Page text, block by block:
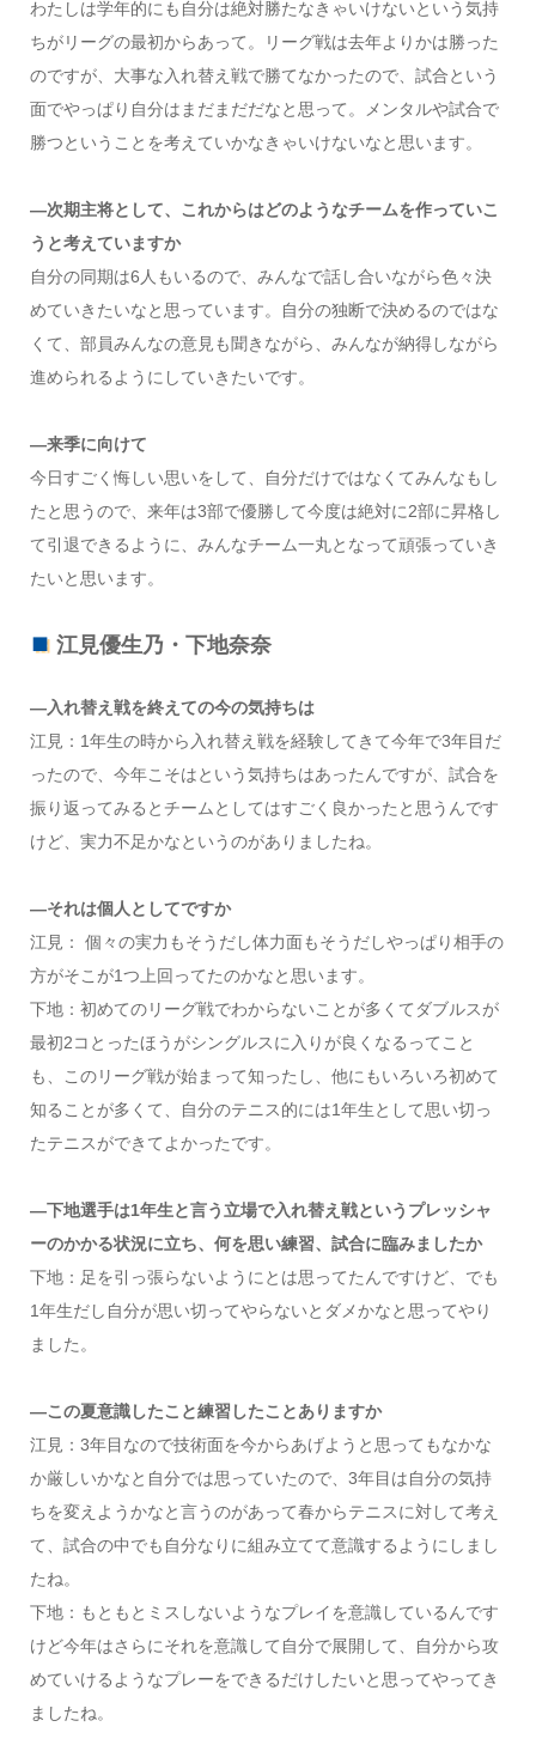
わたしは学年的にも自分は絶対勝たなきゃいけないという気持
ちがリーグの最初からあって。リーグ戦は去年よりかは勝った
のですが、大事な入れ替え戦で勝てなかったので、試合という
面でやっぱり自分はまだまだだなと思って。メンタルや試合で
勝つということを考えていかなきゃいけないなと思います。
―次期主将として、これからはどのようなチームを作っていこ
うと考えていますか
自分の同期は6人もいるので、みんなで話し合いながら色々決
めていきたいなと思っています。自分の独断で決めるのではな
くて、部員みんなの意見も聞きながら、みんなが納得しながら
進められるようにしていきたいです。
―来季に向けて
今日すごく悔しい思いをして、自分だけではなくてみんなもし
たと思うので、来年は3部で優勝して今度は絶対に2部に昇格し
て引退できるように、みんなチーム一丸となって頑張っていき
たいと思います。
江見優生乃・下地奈奈
―入れ替え戦を終えての今の気持ちは
江見：1年生の時から入れ替え戦を経験してきて今年で3年目だ
ったので、今年こそはという気持ちはあったんですが、試合を
振り返ってみるとチームとしてはすごく良かったと思うんです
けど、実力不足かなというのがありましたね。
―それは個人としてですか
江見： 個々の実力もそうだし体力面もそうだしやっぱり相手の
方がそこが1つ上回ってたのかなと思います。
下地：初めてのリーグ戦でわからないことが多くてダブルスが
最初2コとったほうがシングルスに入りが良くなるってこと
も、このリーグ戦が始まって知ったし、他にもいろいろ初めて
知ることが多くて、自分のテニス的には1年生として思い切っ
たテニスができてよかったです。
―下地選手は1年生と言う立場で入れ替え戦というプレッシャ
ーのかかる状況に立ち、何を思い練習、試合に臨みましたか
下地：足を引っ張らないようにとは思ってたんですけど、でも
1年生だし自分が思い切ってやらないとダメかなと思ってやり
ました。
―この夏意識したこと練習したことありますか
江見：3年目なので技術面を今からあげようと思ってもなかな
か厳しいかなと自分では思っていたので、3年目は自分の気持
ちを変えようかなと言うのがあって春からテニスに対して考え
て、試合の中でも自分なりに組み立てて意識するようにしまし
たね。
下地：もともとミスしないようなプレイを意識しているんです
けど今年はさらにそれを意識して自分で展開して、自分から攻
めていけるようなプレーをできるだけしたいと思ってやってき
ましたね。